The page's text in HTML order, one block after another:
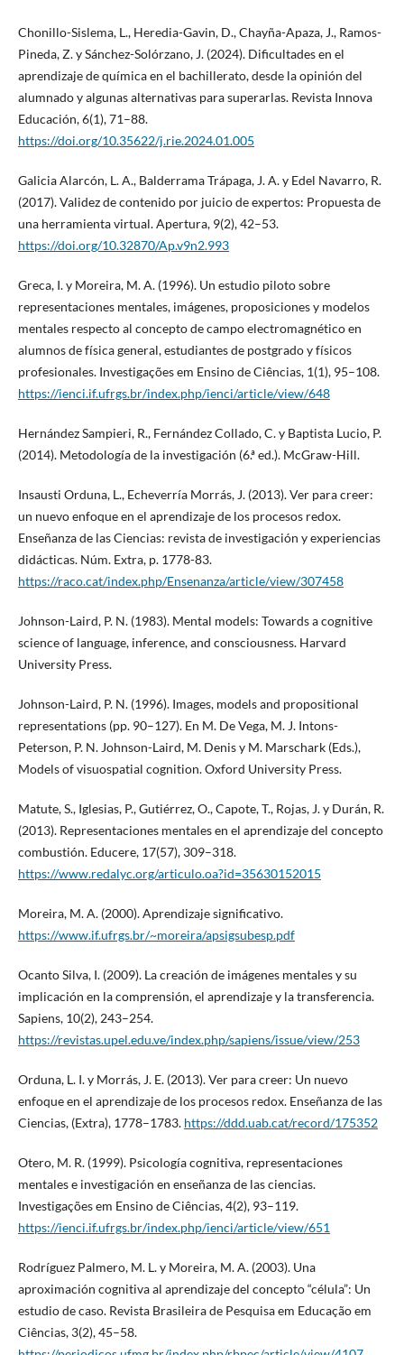
Chonillo-Sislema, L., Heredia-Gavin, D., Chayña-Apaza, J., Ramos-
Pineda, Z. y Sánchez-Solórzano, J. (2024). Dificultades en el
aprendizaje de química en el bachillerato, desde la opinión del
alumnado y algunas alternativas para superarlas. Revista Innova
Educación, 6(1), 71–88.
https://doi.org/10.35622/j.rie.2024.01.005
Galicia Alarcón, L. A., Balderrama Trápaga, J. A. y Edel Navarro, R.
(2017). Validez de contenido por juicio de expertos: Propuesta de
una herramienta virtual. Apertura, 9(2), 42–53.
https://doi.org/10.32870/Ap.v9n2.993
Greca, I. y Moreira, M. A. (1996). Un estudio piloto sobre
representaciones mentales, imágenes, proposiciones y modelos
mentales respecto al concepto de campo electromagnético en
alumnos de física general, estudiantes de postgrado y físicos
profesionales. Investigações em Ensino de Ciências, 1(1), 95–108.
https://ienci.if.ufrgs.br/index.php/ienci/article/view/648
Hernández Sampieri, R., Fernández Collado, C. y Baptista Lucio, P.
(2014). Metodología de la investigación (6.ª ed.). McGraw-Hill.
Insausti Orduna, L., Echeverría Morrás, J. (2013). Ver para creer:
un nuevo enfoque en el aprendizaje de los procesos redox.
Enseñanza de las Ciencias: revista de investigación y experiencias
didácticas. Núm. Extra, p. 1778-83.
https://raco.cat/index.php/Ensenanza/article/view/307458
Johnson-Laird, P. N. (1983). Mental models: Towards a cognitive
science of language, inference, and consciousness. Harvard
University Press.
Johnson-Laird, P. N. (1996). Images, models and propositional
representations (pp. 90–127). En M. De Vega, M. J. Intons-
Peterson, P. N. Johnson-Laird, M. Denis y M. Marschark (Eds.),
Models of visuospatial cognition. Oxford University Press.
Matute, S., Iglesias, P., Gutiérrez, O., Capote, T., Rojas, J. y Durán, R.
(2013). Representaciones mentales en el aprendizaje del concepto
combustión. Educere, 17(57), 309–318.
https://www.redalyc.org/articulo.oa?id=35630152015
Moreira, M. A. (2000). Aprendizaje significativo.
https://www.if.ufrgs.br/~moreira/apsigsubesp.pdf
Ocanto Silva, I. (2009). La creación de imágenes mentales y su
implicación en la comprensión, el aprendizaje y la transferencia.
Sapiens, 10(2), 243–254.
https://revistas.upel.edu.ve/index.php/sapiens/issue/view/253
Orduna, L. I. y Morrás, J. E. (2013). Ver para creer: Un nuevo
enfoque en el aprendizaje de los procesos redox. Enseñanza de las
Ciencias, (Extra), 1778–1783. https://ddd.uab.cat/record/175352
Otero, M. R. (1999). Psicología cognitiva, representaciones
mentales e investigación en enseñanza de las ciencias.
Investigações em Ensino de Ciências, 4(2), 93–119.
https://ienci.if.ufrgs.br/index.php/ienci/article/view/651
Rodríguez Palmero, M. L. y Moreira, M. A. (2003). Una
aproximación cognitiva al aprendizaje del concepto “célula”: Un
estudio de caso. Revista Brasileira de Pesquisa em Educação em
Ciências, 3(2), 45–58.